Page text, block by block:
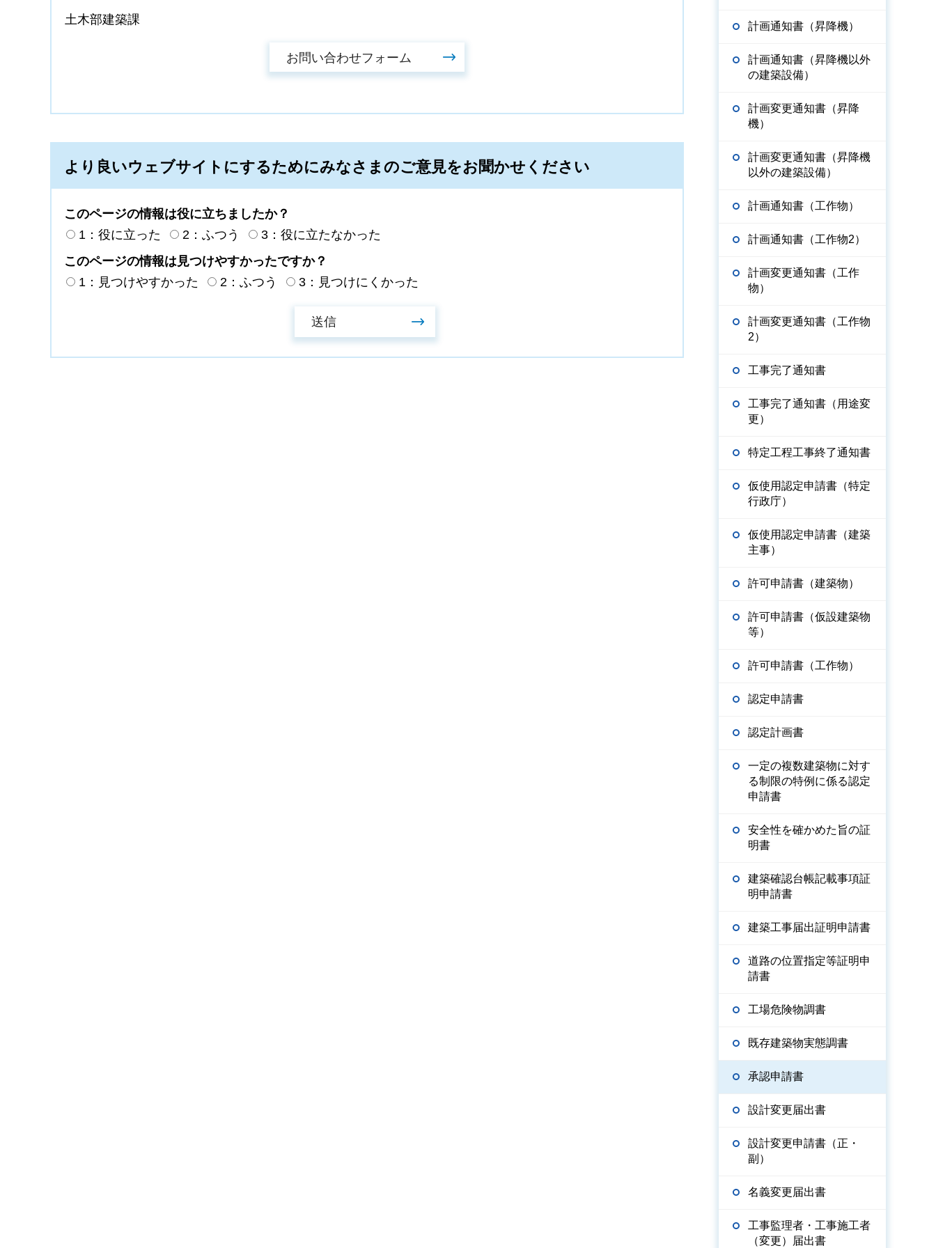
土木部建築課
より良いウェブサイトにするためにみなさまのご意見をお聞かせください
このページの情報は役に立ちましたか？
1：役に立った
2：ふつう
3：役に立たなかった
このページの情報は見つけやすかったですか？
1：見つけやすかった
2：ふつう 3：見つけにくかった
計画通知書（昇降機）
計画通知書（昇降機以外
の建築設備）
計画変更通知書（昇降
機）
計画変更通知書（昇降機
以外の建築設備）
計画通知書（工作物）
計画通知書（工作物2）
計画変更通知書（工作
物）
計画変更通知書（工作物
2）
工事完了通知書
工事完了通知書（用途変
更）
特定工程工事終了通知書
仮使用認定申請書（特定
行政庁）
仮使用認定申請書（建築
主事）
許可申請書（建築物）
許可申請書（仮設建築物
等）
許可申請書（工作物）
認定申請書
認定計画書
一定の複数建築物に対す
る制限の特例に係る認定
申請書
安全性を確かめた旨の証
明書
建築確認台帳記載事項証
明申請書
建築工事届出証明申請書
道路の位置指定等証明申
請書
工場危険物調書
既存建築物実態調書
承認申請書
設計変更届出書
設計変更申請書（正・
副）
名義変更届出書
工事監理者・工事施工者
（変更）届出書